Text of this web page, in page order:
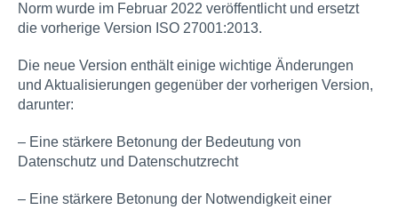
Norm wurde im Februar 2022 veröffentlicht und ersetzt
die vorherige Version ISO 27001:2013.
Die neue Version enthält einige wichtige Änderungen
und Aktualisierungen gegenüber der vorherigen Version,
darunter:
– Eine stärkere Betonung der Bedeutung von
Datenschutz und Datenschutzrecht
– Eine stärkere Betonung der Notwendigkeit einer